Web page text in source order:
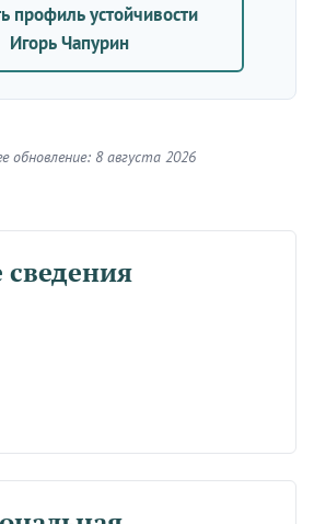
профиль устойчивости
Игорь Чапурин
обновление: 8 августа 2026